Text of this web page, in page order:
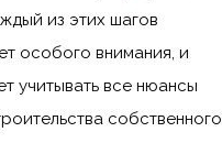
из этих шагов
особого внимания, и
учитывать все нюансы
собственного